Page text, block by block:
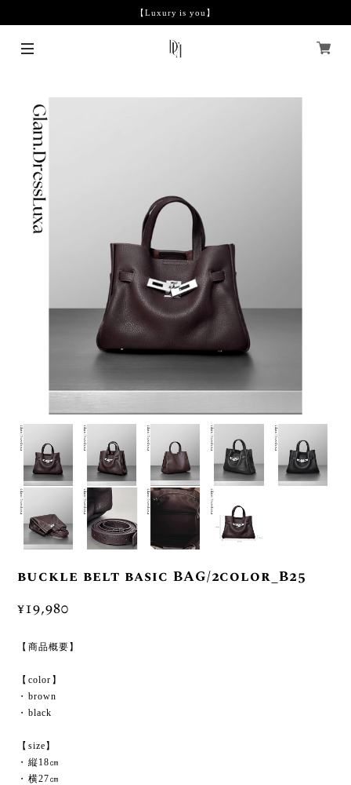
【Luxury is you】
buckle belt basic BAG/2color_B25
¥19,980
【商品概要】
【color】
・brown
・black
【size】
・縦18㎝
・横27㎝